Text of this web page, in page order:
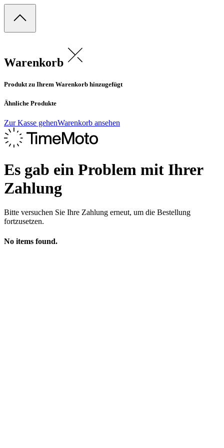
Warenkorb
Produkt zu Ihrem Warenkorb hinzugefügt
Ähnliche Produkte
Zur Kasse gehenWarenkorb ansehen
Es gab ein Problem mit Ihrer
Zahlung
Bitte versuchen Sie Ihre Zahlung erneut, um die Bestellung
fortzusetzen.
No items found.